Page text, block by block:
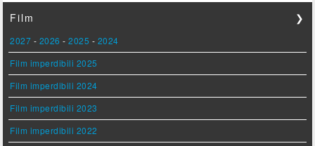
Film
❯
2027 - 2026 -2025 - 2024
Film imperdibili 2025
Film imperdibili 2024
Film imperdibili 2023
Film imperdibili 2022